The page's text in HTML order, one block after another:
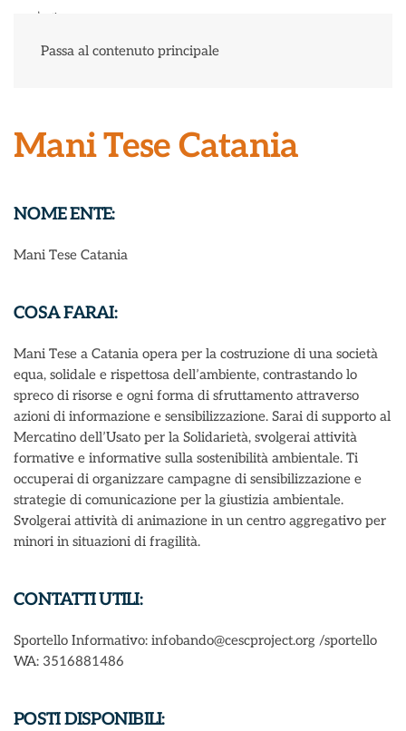
Passa al contenuto principale
Mani Tese Catania
NOME ENTE:
Mani Tese Catania
COSA FARAI:
Mani Tese a Catania opera per la costruzione di una società
equa, solidale e rispettosa dell’ambiente, contrastando lo
spreco di risorse e ogni forma di sfruttamento attraverso
azioni di informazione e sensibilizzazione. Sarai di supporto al
Mercatino dell’Usato per la Solidarietà, svolgerai attività
formative e informative sulla sostenibilità ambientale. Ti
occuperai di organizzare campagne di sensibilizzazione e
strategie di comunicazione per la giustizia ambientale.
Svolgerai attività di animazione in un centro aggregativo per
minori in situazioni di fragilità.
CONTATTI UTILI:
Sportello Informativo: infobando@cescproject.org /sportello
WA: 3516881486
POSTI DISPONIBILI: